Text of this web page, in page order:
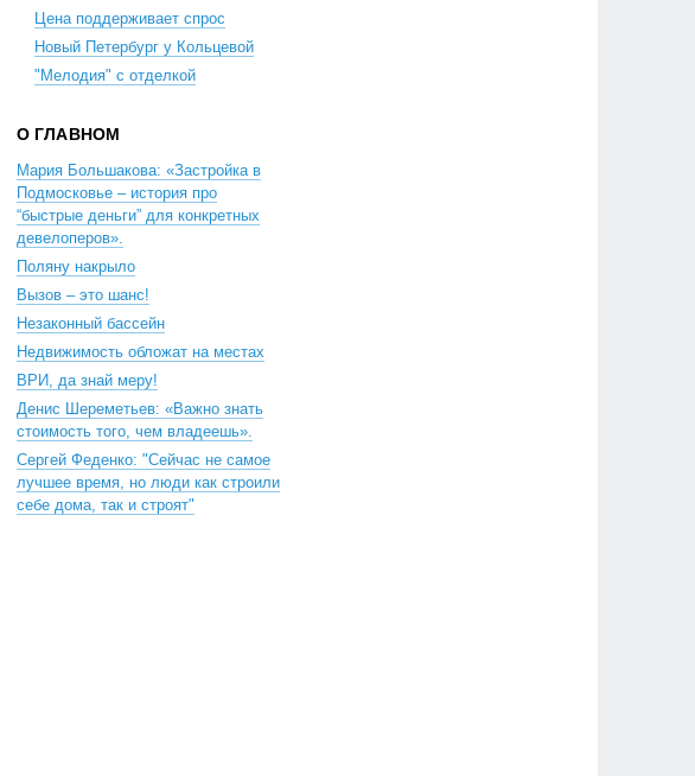
Цена поддерживает спрос
Новый Петербург у Кольцевой
"Мелодия" с отделкой
О ГЛАВНОМ
Мария Большакова: «Застройка в
Подмосковье – история про
“быстрые деньги” для конкретных
девелоперов».
Поляну накрыло
Вызов – это шанс!
Незаконный бассейн
Недвижимость обложат на местах
ВРИ, да знай меру!
Денис Шереметьев: «Важно знать
стоимость того, чем владеешь».
Сергей Феденко: "Сейчас не самое
лучшее время, но люди как строили
себе дома, так и строят"